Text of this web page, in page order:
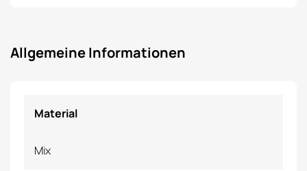
Allgemeine Informationen
Material
Mix